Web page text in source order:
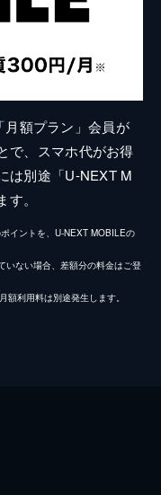
月額プラン」会員が
で、スマホ代がお得
は別途「U-NEXT M
。
イントを、U-NEXT MOBILEの
いない場合、差額分の料金はご登
利用料は別途発生します。